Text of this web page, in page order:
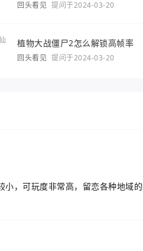
回头看见 提问于2024-03-20
植物大战僵尸2怎么解锁高帧率
回头看见 提问于2024-03-20
，可玩度非常高，留恋各种地域